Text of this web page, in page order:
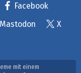
Facebook
Mastodon
X
mit einem